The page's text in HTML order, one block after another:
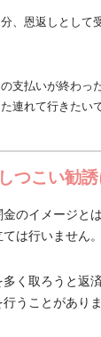
、恩返しとして
支払いが終わっ
連れて行きたい
つこい勧
のイメージと
は行いません。
く取ろうと返
うことがありま